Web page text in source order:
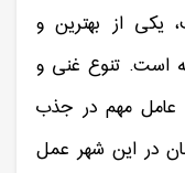
یکی از بهترین و
است. تنوع غنی و
عامل مهم در جذب
در این شهر عمل